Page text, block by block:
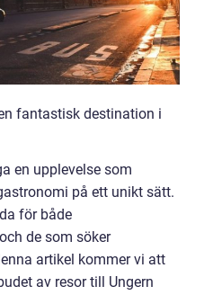
fantastisk destination i
en upplevelse som
på ett unikt sätt.
för både
de som söker
artikel kommer vi att
av resor till Ungern